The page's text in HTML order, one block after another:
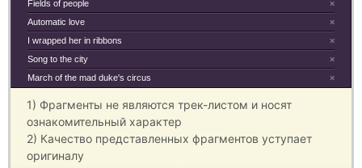
×
Fields of people
×
Automatic love
×
I wrapped her in ribbons
×
Song to the city
×
March of the mad duke's circus
1) Фрагменты не являются трек-листом и носят
ознакомительный характер
2) Качество представленных фрагментов уступает
оригиналу